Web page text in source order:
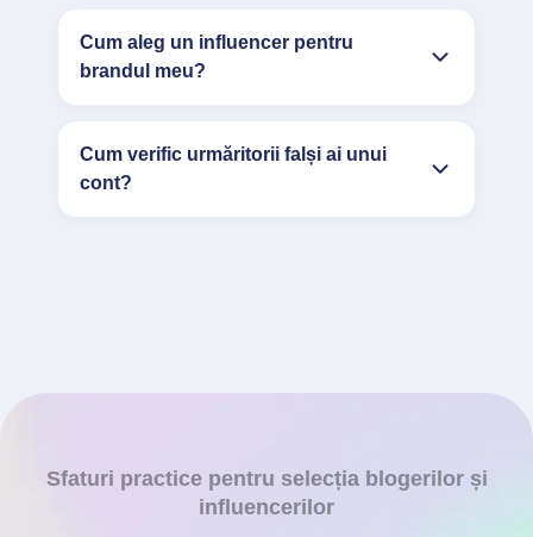
Cum aleg un influencer pentru
brandul meu?
Cum verific urmăritorii falși ai unui
cont?
Sfaturi practice pentru selecția blogerilor și
influencerilor